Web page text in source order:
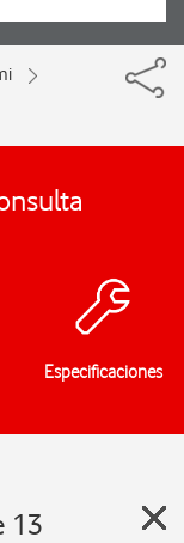
Especificaciones
13